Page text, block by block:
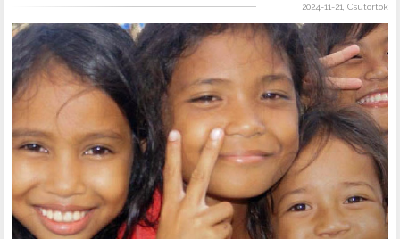
2024-11-21, Csütörtök